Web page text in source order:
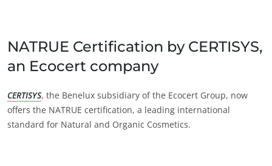
Índia (inglês)
América
Argentina (espanhol)
Brasil (português)
NATRUE Certification by CERTISYS,
an Ecocert company
CERTISYS, the Benelux subsidiary of the Ecocert Group, now
offers the NATRUE certification, a leading international
standard for Natural and Organic Cosmetics.